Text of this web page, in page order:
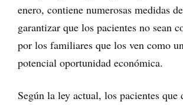
enero, contiene numerosas medidas
garantizar que los pacientes no sean
por los familiares que los ven como
potencial oportunidad económica.
Según la ley actual, los pacientes que